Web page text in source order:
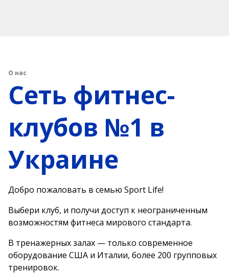
О нас
Сеть фитнес-
клубов №1 в
Украине
Добро пожаловать в семью Sport Life!
Выбери клуб, и получи доступ к неограниченным
возможностям фитнеса мирового стандарта.
В тренажерных залах — только современное
оборудование США и Италии, более 200 групповых
тренировок.